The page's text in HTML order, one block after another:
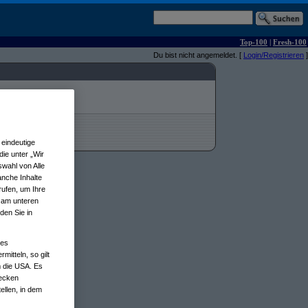
Top-100 | Fresh-100
Du bist nicht angemeldet. [ Login/Registrieren ]
unter „Wir
von Alle
Inhalte
um Ihre
unteren
Sie in
so gilt
die USA. Es
in dem